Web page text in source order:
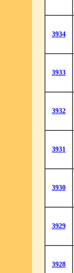
3934
3933
3932
3931
3930
3929
3928